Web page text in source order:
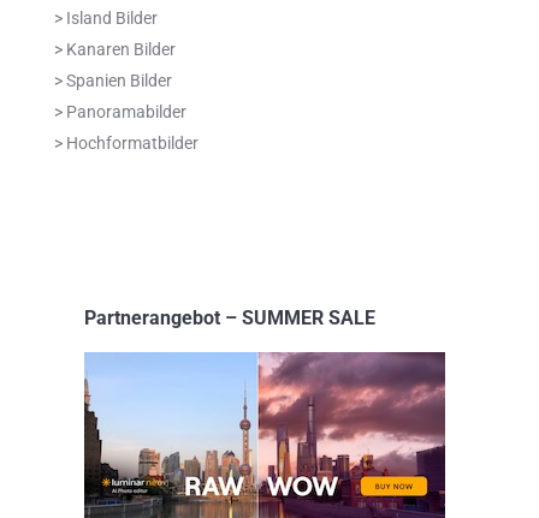
> Island Bilder
> Kanaren Bilder
> Spanien Bilder
> Panoramabilder
> Hochformatbilder
Partnerangebot – SUMMER SALE